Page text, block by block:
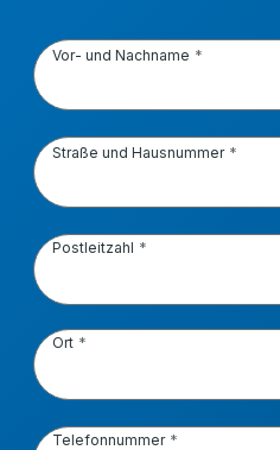
Vor- und Nachname
Straße und Hausnummer
Postleitzahl
Ort
Telefonnummer